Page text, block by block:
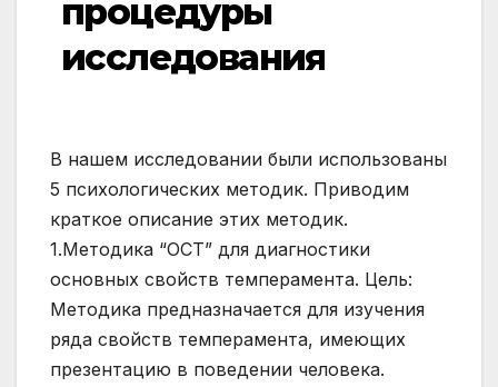
процедуры
исследования
В нашем исследовании были использованы
5 психологических методик. Приводим
краткое описание этих методик.
1.Методика “ОСТ” для диагностики
основных свойств темперамента. Цель:
Методика предназначается для изучения
ряда свойств темперамента, имеющих
презентацию в поведении человека.